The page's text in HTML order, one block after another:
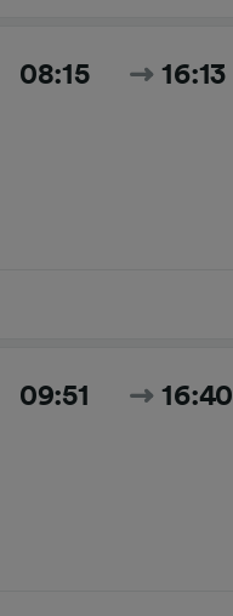
08:15 16:13
09:51 16:40